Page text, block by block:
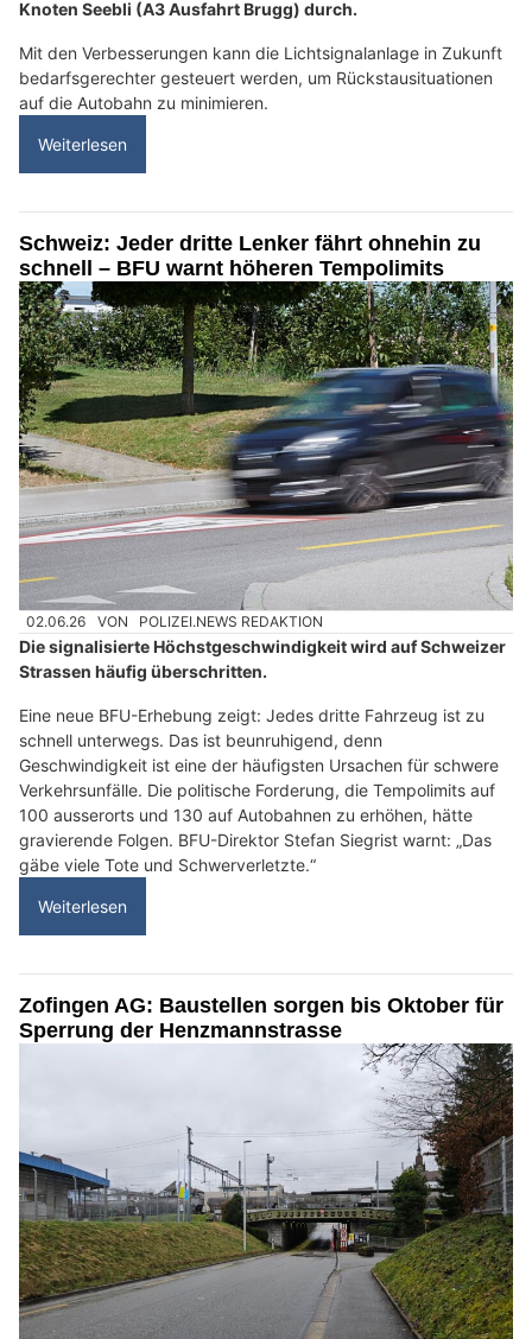
Knoten Seebli (A3 Ausfahrt Brugg) durch.
Mit den Verbesserungen kann die Lichtsignalanlage in Zukunft
bedarfsgerechter gesteuert werden, um Rückstausituationen
auf die Autobahn zu minimieren.
Weiterlesen
Schweiz: Jeder dritte Lenker fährt ohnehin zu
schnell – BFU warnt höheren Tempolimits
02.06.26 VON POLIZEI.NEWS REDAKTION
Die signalisierte Höchstgeschwindigkeit wird auf Schweizer
Strassen häufig überschritten.
Eine neue BFU-Erhebung zeigt: Jedes dritte Fahrzeug ist zu
schnell unterwegs. Das ist beunruhigend, denn
Geschwindigkeit ist eine der häufigsten Ursachen für schwere
Verkehrsunfälle. Die politische Forderung, die Tempolimits auf
100 ausserorts und 130 auf Autobahnen zu erhöhen, hätte
gravierende Folgen. BFU-Direktor Stefan Siegrist warnt: „Das
gäbe viele Tote und Schwerverletzte.“
Weiterlesen
Zofingen AG: Baustellen sorgen bis Oktober für
Sperrung der Henzmannstrasse